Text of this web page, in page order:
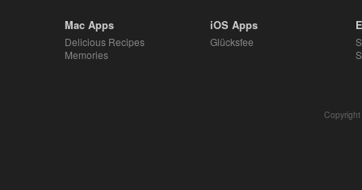
Mac Apps
Delicious Recipes
Memories
iOS Apps
Glücksfee